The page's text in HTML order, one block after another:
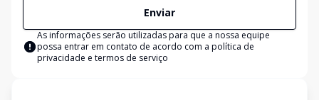
Enviar
As informações serão utilizadas para que a nossa equipe
possa entrar em contato de acordo com a política de
privacidade e termos de serviço